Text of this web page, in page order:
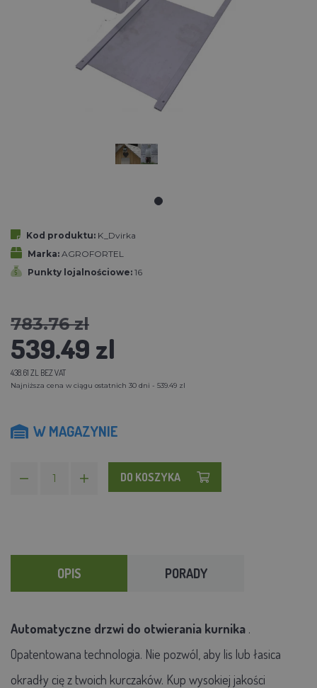
Kod produktu: K_Dvirka
Marka: AGROFORTEL
Punkty lojalnościowe: 16
783.76 zl
539.49 zl
438.61 ZL BEZ VAT
Najniższa cena w ciągu ostatnich 30 dni - 539.49 zl
W MAGAZYNIE
DO KOSZYKA
OPIS PORADY
Automatyczne drzwi do otwierania kurnika .
Opatentowana technologia. Nie pozwól, aby lis lub łasica
okradły cię z twoich kurczaków. Kup wysokiej jakości